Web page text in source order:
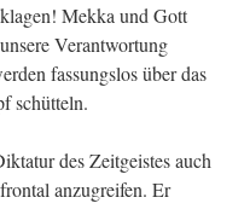
Mekka und Gott
Verantwortung
fassungslos über das
schütteln.
des Zeitgeistes auch
anzugreifen. Er